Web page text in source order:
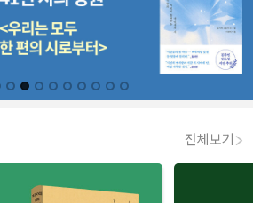
전체보기